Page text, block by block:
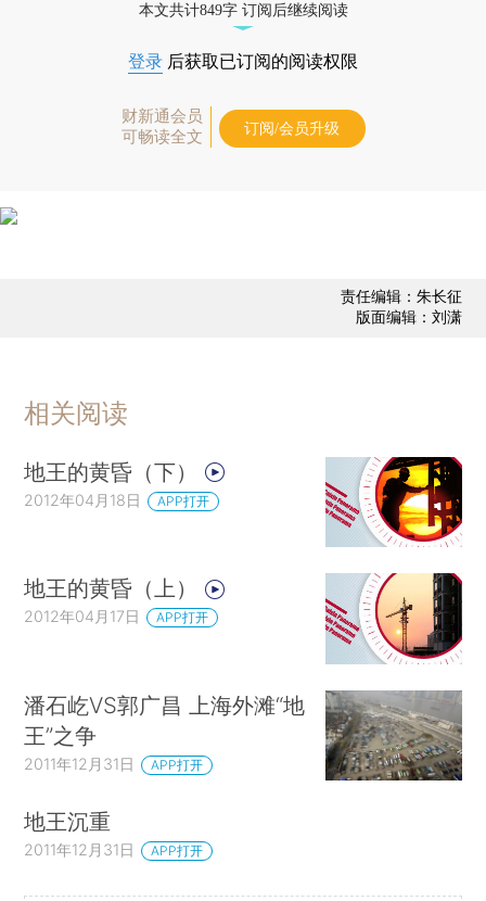
本文共计849字 订阅后继续阅读
登录 后获取已订阅的阅读权限
财新通会员
可畅读全文
订阅/会员升级
责任编辑：朱长征
版面编辑：刘潇
相关阅读
地王的黄昏（下）
2012年04月18日 APP打开
地王的黄昏（上）
2012年04月17日 APP打开
潘石屹VS郭广昌 上海外滩“地
王”之争
2011年12月31日 APP打开
地王沉重
2011年12月31日 APP打开